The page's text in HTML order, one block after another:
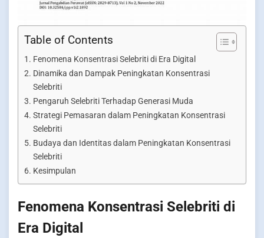
Table of Contents
Fenomena Konsentrasi Selebriti di Era Digital
Dinamika dan Dampak Peningkatan Konsentrasi
Selebriti
Pengaruh Selebriti Terhadap Generasi Muda
Strategi Pemasaran dalam Peningkatan Konsentrasi
Selebriti
Budaya dan Identitas dalam Peningkatan Konsentrasi
Selebriti
Kesimpulan
Fenomena Konsentrasi Selebriti di
Era Digital